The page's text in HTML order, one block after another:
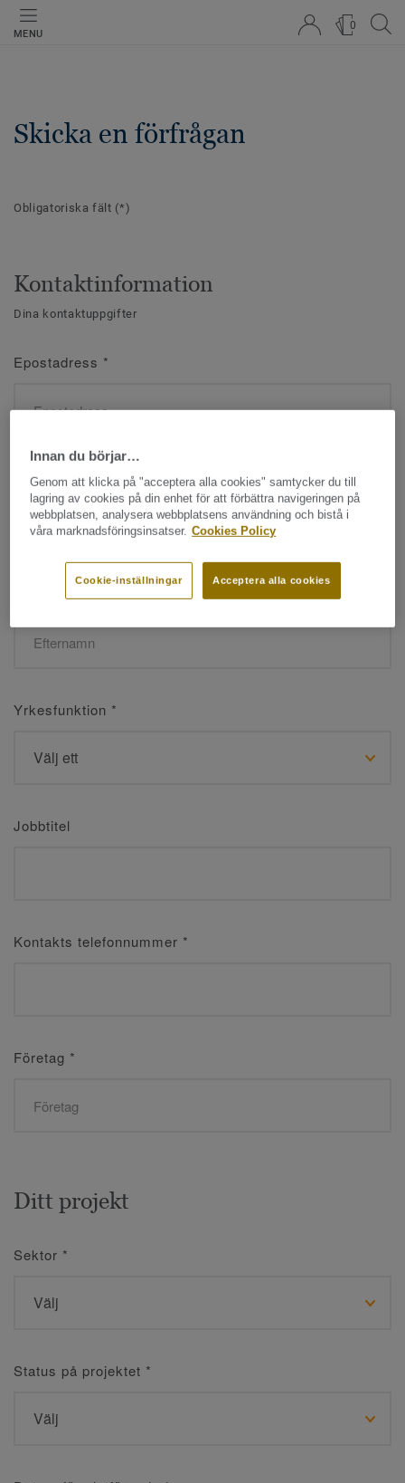
MENU
0
Skicka en förfrågan
Obligatoriska fält (*)
Kontaktinformation
Dina kontaktuppgifter
Epostadress *
Namn*
Efternamn*
Yrkesfunktion *
Jobbtitel
Kontakts telefonnummer *
Företag *
Ditt projekt
Sektor *
Status på projektet *
Innan du börjar…
Genom att klicka på "acceptera alla cookies" samtycker du till
lagring av cookies på din enhet för att förbättra navigeringen på
webbplatsen, analysera webbplatsens användning och bistå i
våra marknadsföringsinsatser. Cookies Policy
Acceptera alla cookies
Cookie-inställningar